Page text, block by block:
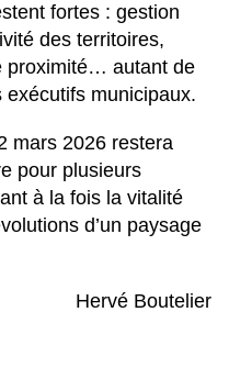
fortes : gestion
des territoires,
proximité… autant de
municipaux.
mars 2026 restera
pour plusieurs
à la fois la vitalité
d’un paysage
Hervé Boutelier